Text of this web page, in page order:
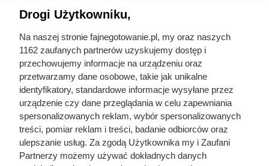
popularny owoc może być
śmiertelnie groźny dla Twojego
pupila
Awokado: zdrowy tłuszcz czy kaloryczna pułapka?
Sprawdź, czy warto jeść je na diecie, jakie ma wartości i jak
je włączyć do menu.
Drogi Użytkowniku,
Na naszej stronie fajnegotowanie.pl, my oraz naszych
1162 zaufanych partnerów uzyskujemy dostęp i
przechowujemy informacje na urządzeniu oraz
przetwarzamy dane osobowe, takie jak unikalne
identyfikatory, standardowe informacje wysyłane przez
urządzenie czy dane przeglądania w celu zapewniania
spersonalizowanych reklam, wybór spersonalizowanych
treści, pomiar reklam i treści, badanie odbiorców oraz
ulepszanie usług. Za zgodą Użytkownika my i Zaufani
Partnerzy możemy używać dokładnych danych